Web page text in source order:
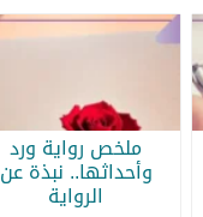
ملخص رواية ورد
وأحداثها.. نبذة عن
الرواية